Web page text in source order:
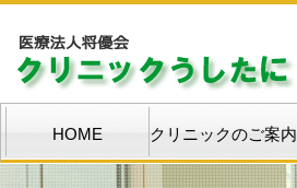
HOME クリニックのご案内